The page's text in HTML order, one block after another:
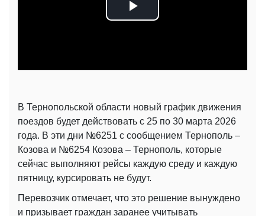
Play
В Тернопольской области новый график движения
поездов будет действовать с 25 по 30 марта 2026
года. В эти дни №6251 с сообщением Тернополь –
Козова и №6254 Козова – Тернополь, которые
сейчас выполняют рейсы каждую среду и каждую
пятницу, курсировать не будут.
Перевозчик отмечает, что это решение вынуждено
и призывает граждан заранее учитывать